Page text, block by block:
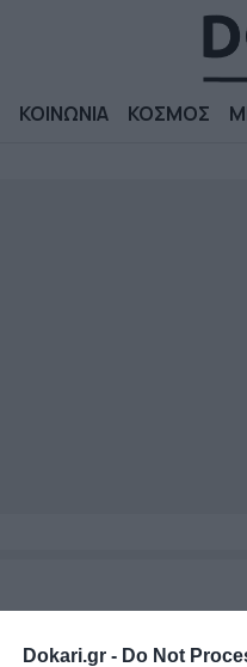
Dokari.gr - Do Not
ΚΟΙΝΩΝΙΑ ΚΟΣΜΟΣ